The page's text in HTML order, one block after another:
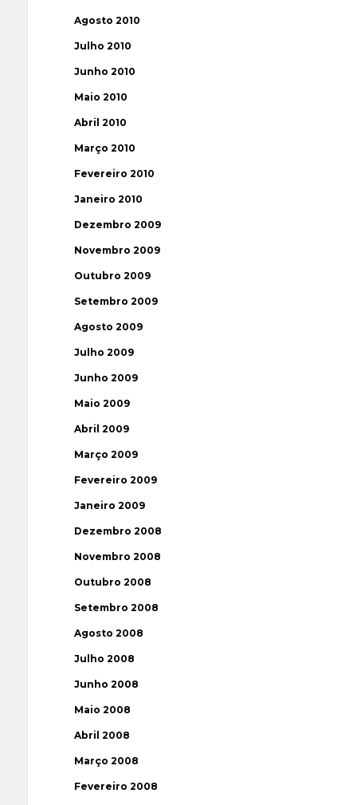
Agosto 2010
Julho 2010
Junho 2010
Maio 2010
Abril 2010
Março 2010
Fevereiro 2010
Janeiro 2010
Dezembro 2009
Novembro 2009
Outubro 2009
Setembro 2009
Agosto 2009
Julho 2009
Junho 2009
Maio 2009
Abril 2009
Março 2009
Fevereiro 2009
Janeiro 2009
Dezembro 2008
Novembro 2008
Outubro 2008
Setembro 2008
Agosto 2008
Julho 2008
Junho 2008
Maio 2008
Abril 2008
Março 2008
Fevereiro 2008